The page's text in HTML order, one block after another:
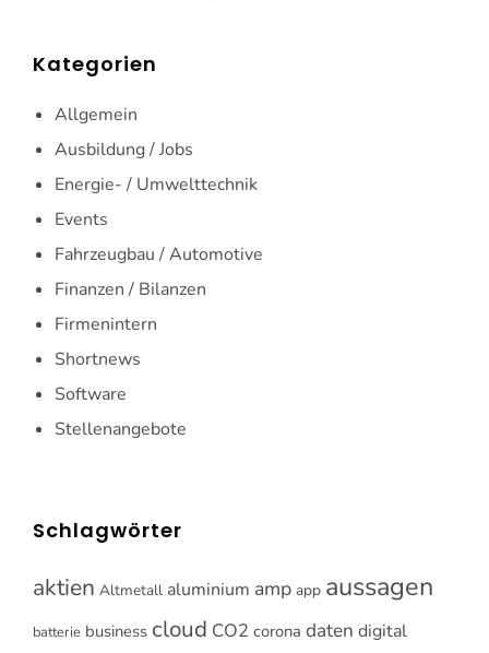
Kategorien
Allgemein
Ausbildung / Jobs
Energie- / Umwelttechnik
Events
Fahrzeugbau / Automotive
Finanzen / Bilanzen
Firmenintern
Shortnews
Software
Stellenangebote
Schlagwörter
aktien Altmetall aluminium amp app aussagen
batterie business cloud CO2 corona daten digital